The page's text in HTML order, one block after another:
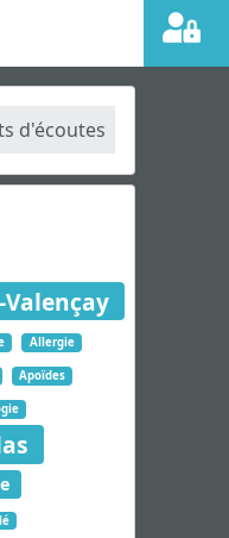
d'écoutes
Valençay
Allergie
Apoïdes